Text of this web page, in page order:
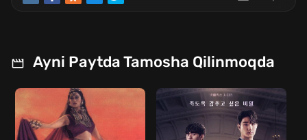
Ayni Paytda Tamosha Qilinmoqda